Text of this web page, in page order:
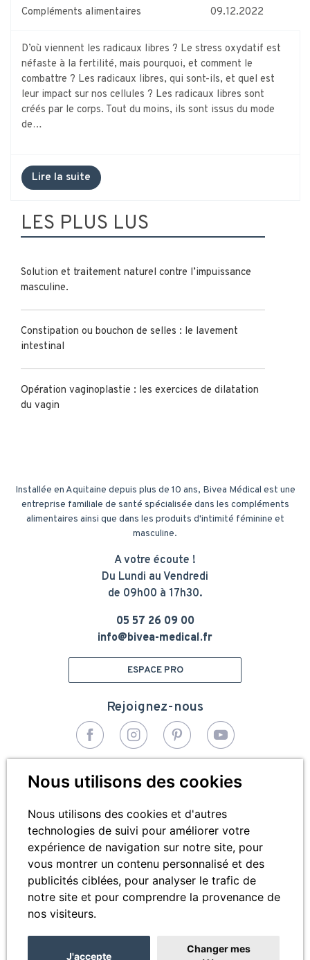
Nous utilisons des cookies
Nous utilisons des cookies et d'autres
technologies de suivi pour améliorer votre
expérience de navigation sur notre site, pour
vous montrer un contenu personnalisé et des
publicités ciblées, pour analyser le trafic de
notre site et pour comprendre la provenance de
nos visiteurs.
J'accepte
Changer mes
LES PLUS LUS
Solution et traitement naturel contre l’impuissance
masculine.
Constipation ou bouchon de selles : le lavement
intestinal
Opération vaginoplastie : les exercices de dilatation
du vagin
Compléments alimentaires 09.12.2022
D’où viennent les radicaux libres ? Le stress oxydatif est
néfaste à la fertilité, mais pourquoi, et comment le
combattre ? Les radicaux libres, qui sont-ils, et quel est
leur impact sur nos cellules ? Les radicaux libres sont
créés par le corps. Tout du moins, ils sont issus du mode
de…
Lire la suite
Installée en Aquitaine depuis plus de 10 ans, Bivea Médical est une
entreprise familiale de santé spécialisée dans les compléments
alimentaires ainsi que dans les produits d'intimité féminine et
masculine.
A votre écoute !
Du Lundi au Vendredi
de 09h00 à 17h30.
05 57 26 09 00
info@bivea-medical.fr
ESPACE PRO
de
page
Mentions légales
Cookies
Contactez-nous
Rejoignez-nous